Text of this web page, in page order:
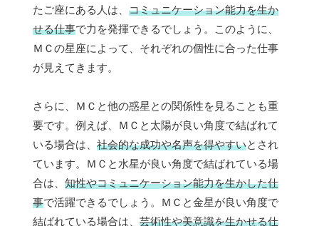
たご座にある人は、 コミュニケーション能力を生か
せる仕事で力を発揮できるでしょう。このように、
ＭＣの星座によって、それぞれの個性に合った仕事
が見えてきます。
さらに、ＭＣと他の惑星との関係性を見ることも重
要です。例えば、ＭＣと太陽が良い角度で結ばれて
いる場合は、 社会的な成功や名声を得やすいとされ
ています。ＭＣと水星が良い角度で結ばれている場
合は、 知性やコミュニケーション能力を生かした仕
事で活躍できるでしょう。ＭＣと金星が良い角度で
結ばれている場合は、 芸術性や美意識を生かせる仕